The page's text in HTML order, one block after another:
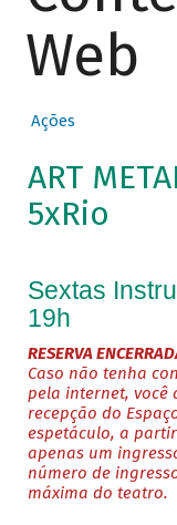
Web
Ações
ART
5xRio
Sextas
19h
RESERVA
Caso não tenha
pela internet, você
recepção do
espetáculo, a
apenas um
número de
máxima do teatro.